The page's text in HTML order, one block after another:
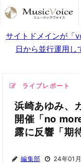
サイトドメインが「
日から並行運用し
ライブレポート
浜崎あゆみ、
開催「no
露に反響「期
編集部 24年01